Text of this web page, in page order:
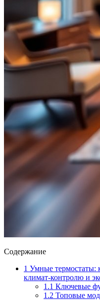
Содержание
1 Умные термостаты:
климат-контролю и
1.1 Ключевые
1.2 Топовые